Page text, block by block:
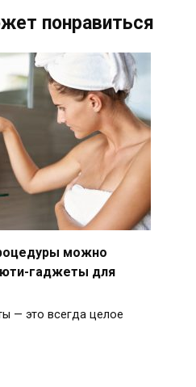
понравиться
можно
гаджеты для
— это всегда целое